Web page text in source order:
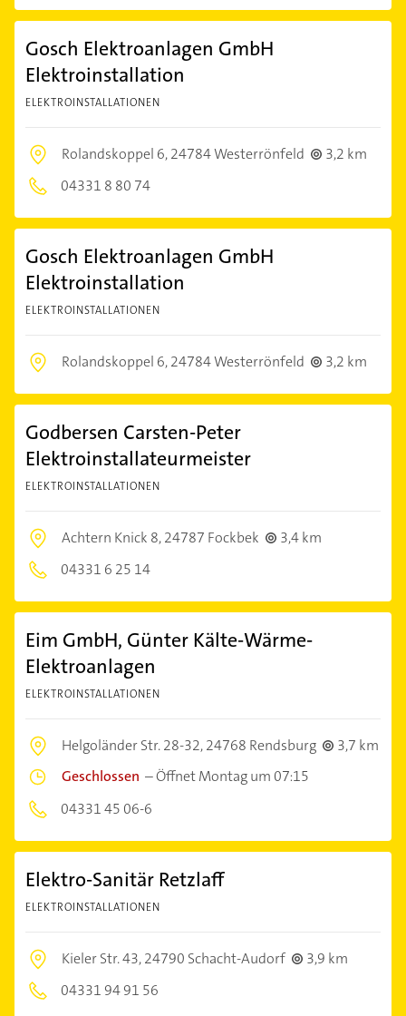
Gosch Elektroanlagen GmbH
Elektroinstallation
ELEKTROINSTALLATIONEN
Rolandskoppel 6,24784 Westerrönfeld
3,2 km
04331 8 80 74
Gosch Elektroanlagen GmbH
Elektroinstallation
ELEKTROINSTALLATIONEN
Rolandskoppel 6,24784 Westerrönfeld 3,2 km
Godbersen Carsten-Peter
Elektroinstallateurmeister
ELEKTROINSTALLATIONEN
Achtern Knick 8,24787 Fockbek
3,4 km
04331 6 25 14
Eim GmbH, Günter Kälte-Wärme-
Elektroanlagen
ELEKTROINSTALLATIONEN
Helgoländer Str. 28-32,24768 Rendsburg
3,7 km
Geschlossen –Öffnet Montag um 07:15
04331 45 06-6
Elektro-Sanitär Retzlaff
ELEKTROINSTALLATIONEN
Kieler Str. 43,24790 Schacht-Audorf
3,9 km
04331 94 91 56